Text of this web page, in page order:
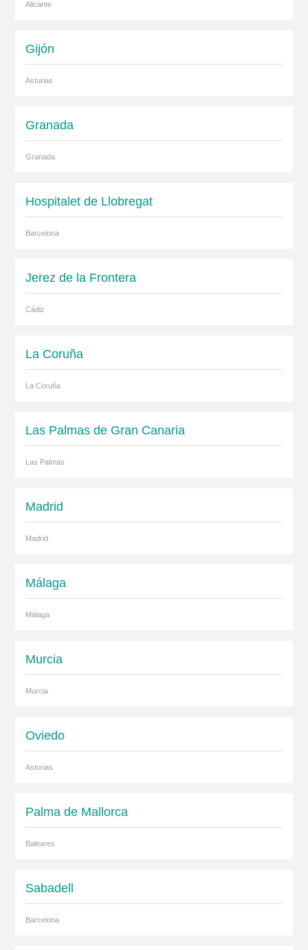
Alicante
Gijón
Asturias
Granada
Granada
Hospitalet de Llobregat
Barcelona
Jerez de la Frontera
Cádiz
La Coruña
La Coruña
Las Palmas de Gran Canaria
Las Palmas
Madrid
Madrid
Málaga
Málaga
Murcia
Murcia
Oviedo
Asturias
Palma de Mallorca
Baleares
Sabadell
Barcelona